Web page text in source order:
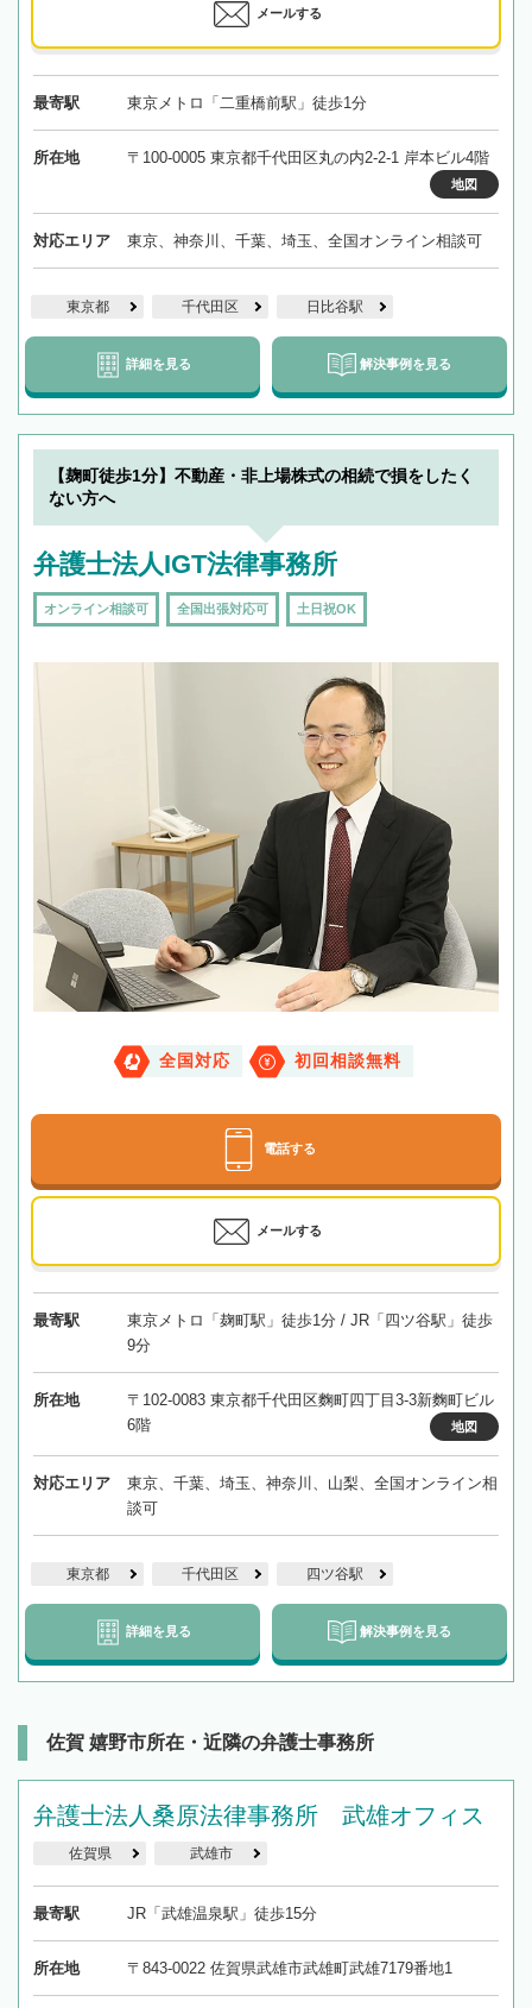
メールする
最寄駅 東京メトロ「二重橋前駅」徒歩1分
所在地 〒100-0005 東京都千代田区丸の内2-2-1 岸本ビル4階
地図
対応エリア 東京、神奈川、千葉、埼玉、全国オンライン相談可
東京都 千代田区 日比谷駅
詳細を見る 解決事例を見る
【麹町徒歩1分】不動産・非上場株式の相続で損をしたく
ない方へ
弁護士法人IGT法律事務所
オンライン相談可 全国出張対応可 土日祝OK
全国対応 初回相談無料
電話する
メールする
最寄駅
東京メトロ「麹町駅」徒歩1分 / JR「四ツ谷駅」徒歩
9分
所在地
〒102-0083 東京都千代田区麴町四丁目3-3新麴町ビル
6階
地図
対応エリア
東京、千葉、埼玉、神奈川、山梨、全国オンライン相
談可
東京都 千代田区 四ツ谷駅
詳細を見る 解決事例を見る
佐賀 嬉野市所在・近隣の弁護士事務所
弁護士法人桑原法律事務所 武雄オフィス
佐賀県 武雄市
最寄駅 JR「武雄温泉駅」徒歩15分
所在地 〒843-0022 佐賀県武雄市武雄町武雄7179番地1